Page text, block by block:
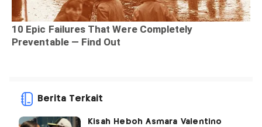
Berita Terkait
Kisah Heboh Asmara Valentino